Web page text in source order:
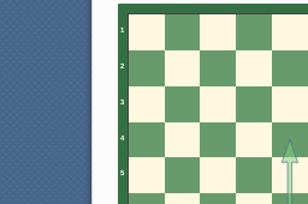
1
2
3
4
5